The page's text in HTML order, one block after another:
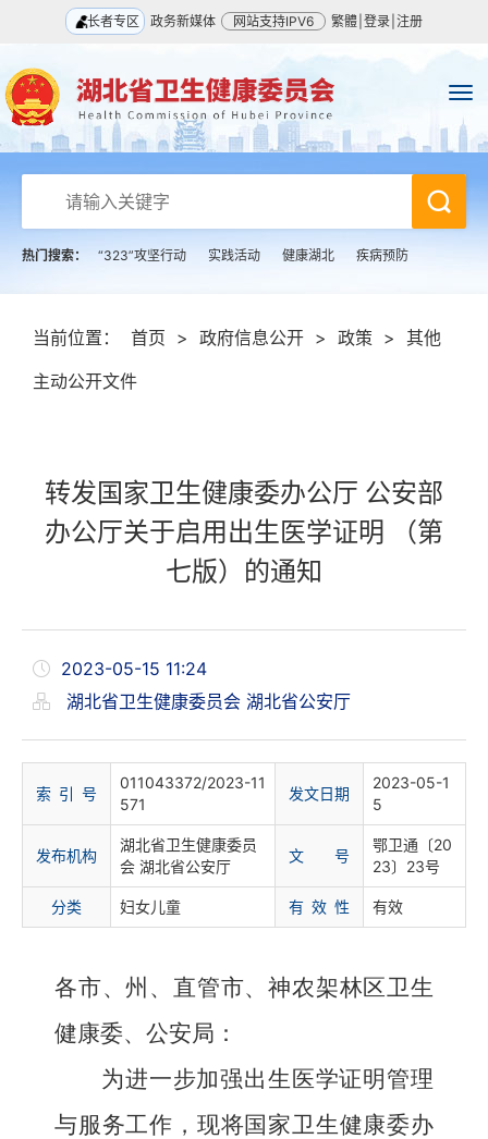
长者专区 政务新媒体 网站支持IPV6 繁體 登录 注册
热门搜索： “323”攻坚行动 实践活动 健康湖北 疾病预防
当前位置： 首页 > 政府信息公开 > 政策 > 其他
主动公开文件
转发国家卫生健康委办公厅 公安部
办公厅关于启用出生医学证明 （第
七版）的通知
2023-05-15 11:24
湖北省卫生健康委员会 湖北省公安厅
索 引 号
011043372/2023-11
571
发文日期
2023-05-1
5
发布机构
湖北省卫生健康委员
会 湖北省公安厅
文 号
鄂卫通〔20
23〕23号
分类 妇女儿童 有 效 性 有效
各市、州、直管市、神农架林区卫生
健康委、公安局：
为进一步加强出生医学证明管理
与服务工作，现将国家卫生健康委办